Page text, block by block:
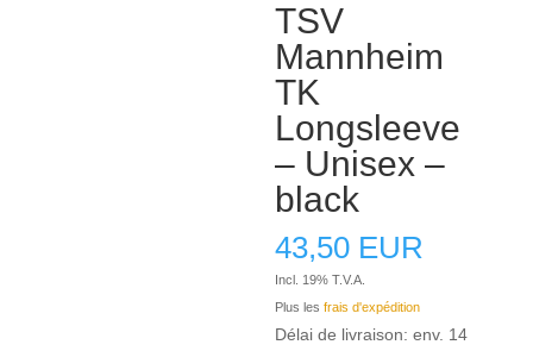
TSV
Mannheim
TK
Longsleeve
– Unisex –
black
43,50 EUR
Incl. 19% T.V.A.
Plus lesfrais d'expédition
Délai de livraison: env. 14